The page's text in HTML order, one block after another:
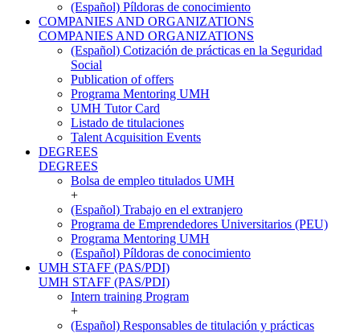
(Español) Píldoras de conocimiento
COMPANIES AND ORGANIZATIONS
COMPANIES AND ORGANIZATIONS
(Español) Cotización de prácticas en la Seguridad
Social
Publication of offers
Programa Mentoring UMH
UMH Tutor Card
Listado de titulaciones
Talent Acquisition Events
DEGREES
DEGREES
Bolsa de empleo titulados UMH
+
(Español) Trabajo en el extranjero
Programa de Emprendedores Universitarios (PEU)
Programa Mentoring UMH
(Español) Píldoras de conocimiento
UMH STAFF (PAS/PDI)
UMH STAFF (PAS/PDI)
Intern training Program
+
(Español) Responsables de titulación y prácticas